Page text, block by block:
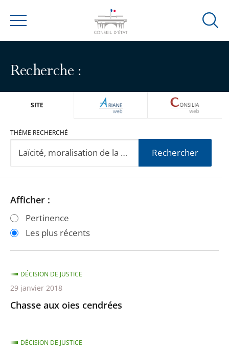
Menu
Ouvrir
Recherche :
SITE ARIANEWEB
THÈME RECHERCHÉ
Rechercher
Passer
les
filtres
après
Passer
les
filtres
avant
Afficher :
Pertinence
Les plus récents
Chasse aux oies cendrées
DÉCISION DE JUSTICE
29 janvier 2018
DÉCISION DE JUSTICE